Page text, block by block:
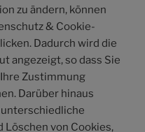
zu ändern, können
& Cookie-
Dadurch wird die
angezeigt, so dass Sie
Zustimmung
Darüber hinaus
Löschen von Cookies,